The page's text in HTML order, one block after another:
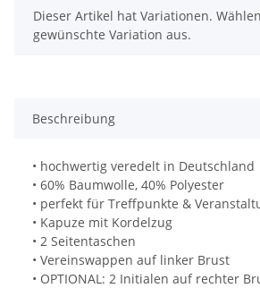
x
Dieser Artikel hat Variationen.
gewünschte Variation aus.
Beschreibung
• hochwertig veredelt in Deutschland
• 60% Baumwolle, 40% Polyester
• perfekt für Treffpunkte &
• Kapuze mit Kordelzug
• 2 Seitentaschen
• Vereinswappen auf linker Brust
• OPTIONAL: 2 Initialen auf rechter